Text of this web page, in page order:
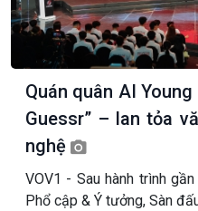
Quán quân AI
Guessr” – lan tỏa
nghệ
VOV1 - Sau hành trình
Phổ cập & Ý tưởng, Sàn